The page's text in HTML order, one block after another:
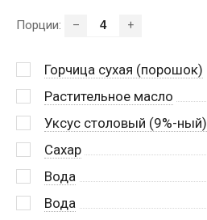
Порции: – +
Горчица сухая (порошок)
Растительное масло
Уксус столовый (9%-ный)
Сахар
Вода
Вода